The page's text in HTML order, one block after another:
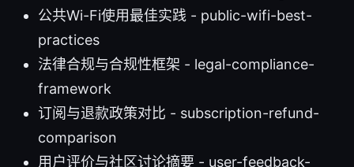
公共Wi-Fi使用最佳实践 - public-wifi-best-
practices
法律合规与合规性框架 - legal-compliance-
framework
订阅与退款政策对比 - subscription-refund-
comparison
用户评价与社区讨论摘要 - user-feedback-